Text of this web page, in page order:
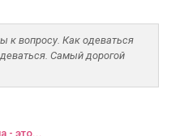
к вопросу. Как одеваться
Самый дорогой
- это...